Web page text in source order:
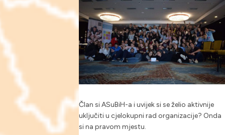
Član si ASuBiH-a i uvijek si se želio aktivnije
uključiti u cjelokupni rad organizacije? Onda
si na pravom mjestu.